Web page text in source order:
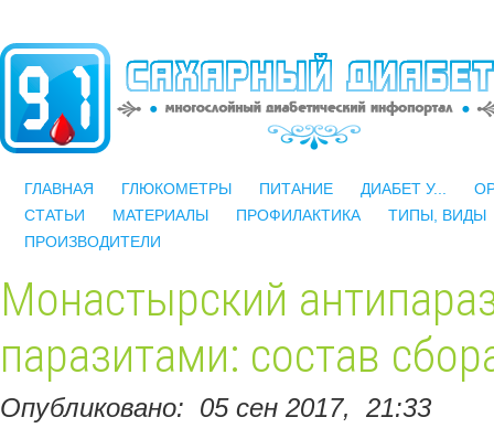
ГЛАВНАЯ ГЛЮКОМЕТРЫ ПИТАНИЕ ДИАБЕТ У...
СТАТЬИ
МАТЕРИАЛЫ ПРОФИЛАКТИКА
ТИПЫ, ВИДЫ
ПРОИЗВОДИТЕЛИ
Монастырский
паразитами: состав
Опубликовано: 05 сен 2017, 21:33